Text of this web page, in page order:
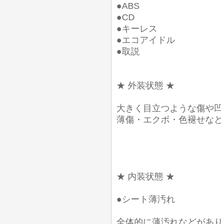
●ABS
●CD
●キーレス
●エコアイドル
●取説
★ 外装状態 ★
大きく目立つような傷や
薄傷・エクボ・色褪せな
★ 内装状態 ★
●シート薄汚れ
全体的に薄汚れなどがあ